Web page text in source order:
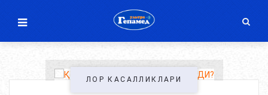
ЛОР КАСАЛЛИКЛАРИ